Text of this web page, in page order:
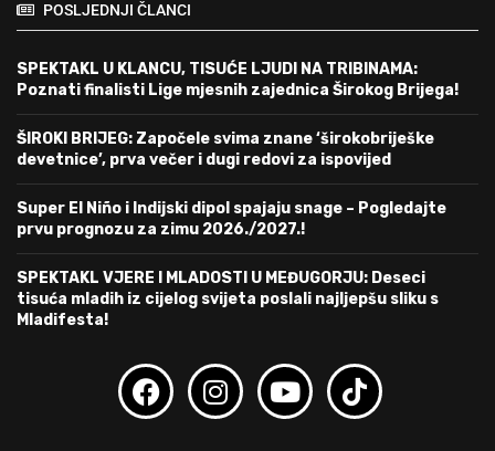
POSLJEDNJI ČLANCI
SPEKTAKL U KLANCU, TISUĆE LJUDI NA TRIBINAMA:
Poznati finalisti Lige mjesnih zajednica Širokog Brijega!
ŠIROKI BRIJEG: Započele svima znane ‘širokobriješke
devetnice’, prva večer i dugi redovi za ispovijed
Super El Niño i Indijski dipol spajaju snage – Pogledajte
prvu prognozu za zimu 2026./2027.!
SPEKTAKL VJERE I MLADOSTI U MEĐUGORJU: Deseci
tisuća mladih iz cijelog svijeta poslali najljepšu sliku s
Mladifesta!